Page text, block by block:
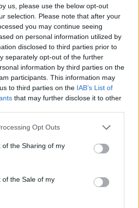
us, please use the below opt-out
selection. Please note that after your
you may continue seeing
on personal information utilized by
disclosed to third parties prior to
separately opt-out of the further
information by third parties on the
participants. This information may
to third parties on the IAB’s List of
that may further disclose it to other
Opt Outs
of the Sharing of my
of the Sale of my
questo elemento.
del forum
extra